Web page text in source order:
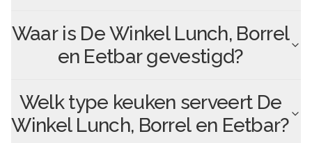
Waar is De Winkel Lunch, Borrel
en Eetbargevestigd?
Welk type keuken serveert De
Winkel Lunch, Borrel en Eetbar?